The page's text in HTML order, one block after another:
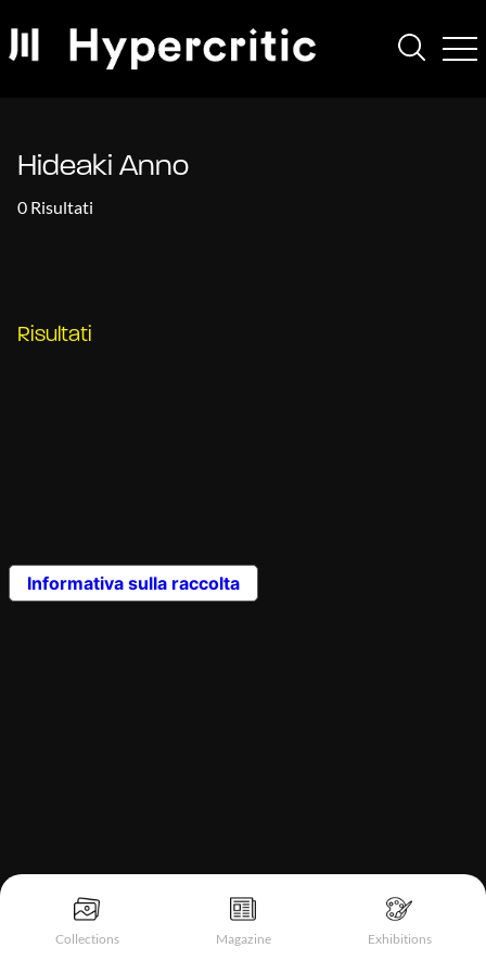
Collections Magazine Exhibitions
Hideaki Anno
0 Risultati
Risultati
Informativa sulla raccolta